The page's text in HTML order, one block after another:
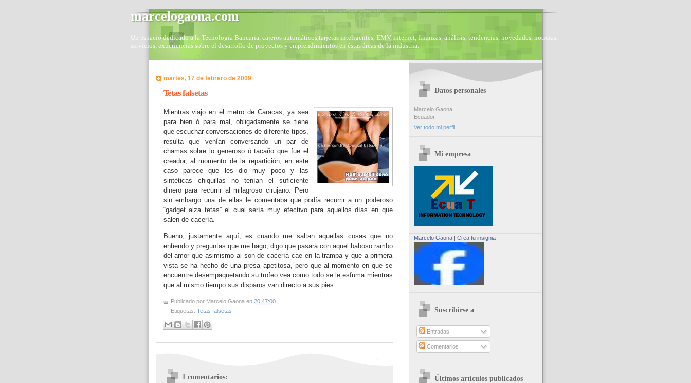
marcelogaona.com
Un espacio dedicado a la Tecnología Bancaria, cajeros automáticos,tarjetas inteligentes, EMV, internet, finanzas, análisis, tendencias, novedades, noticias,
servicios, experiencias sobre el desarrollo de proyectos y emprendimientos en éstas áreas de la industria.
martes, 17 de febrero de 2009
Tetas falsetas
Mientras viajo en el metro de Caracas, ya sea
para bien ó para mal, obligadamente se tiene
que escuchar conversaciones de diferente tipos,
resulta que venían conversando un par de
chamas sobre lo generoso ó tacaño que fue el
creador, al momento de la repartición, en este
caso parece que les dio muy poco y las
sintéticas chiquillas no tenían el suficiente
dinero para recurrir al milagroso cirujano. Pero
sin embargo una de ellas le comentaba que podía recurrir a un poderoso
“gadget alza tetas” el cual sería muy efectivo para aquellos días en que
salen de cacería.
Bueno, justamente aquí, es cuando me saltan aquellas cosas que no
entiendo y preguntas que me hago, digo que pasará con aquel baboso rambo
del amor que asimismo al son de cacería cae en la trampa y que a primera
vista se ha hecho de una presa apetitosa, pero que al momento en que se
encuentre desempaquetando su trofeo vea como todo se le esfuma mientras
que al mismo tiempo sus disparos van directo a sus pies…
Publicado por Marcelo Gaona en 20:47:00
Etiquetas: Tetas falsetas
1 comentarios:
Datos personales
Marcelo Gaona
Ecuador
Ver todo mi perfil
Mi empresa
Marcelo Gaona| Crea tu insignia
Suscribirse a
Entradas
Comentarios
Últimos artículos publicados